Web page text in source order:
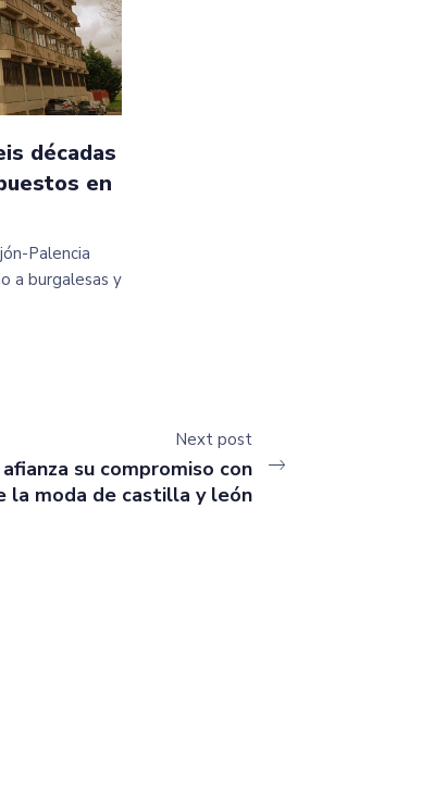
décadas
en
Palencia
a burgalesas y
Next post
su compromiso con
la moda de castilla y león